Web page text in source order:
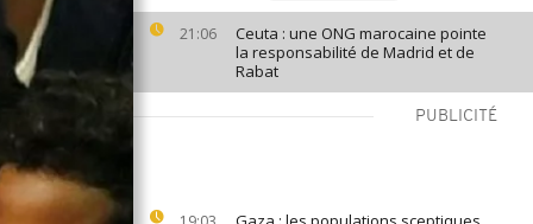
21:06
Ceuta : une ONG marocaine pointe
la responsabilité de Madrid et de
Rabat
PUBLICITÉ